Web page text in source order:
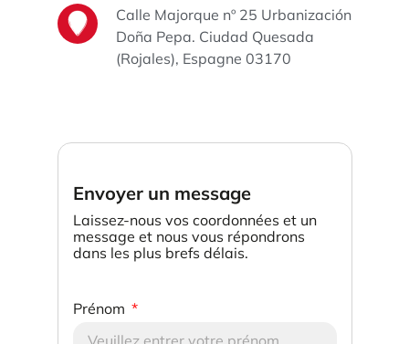
Calle Majorque nº 25 Urbanización
Doña Pepa. Ciudad Quesada
(Rojales), Espagne 03170
Envoyer un message
Laissez-nous vos coordonnées et un
message et nous vous répondrons
dans les plus brefs délais.
Prénom